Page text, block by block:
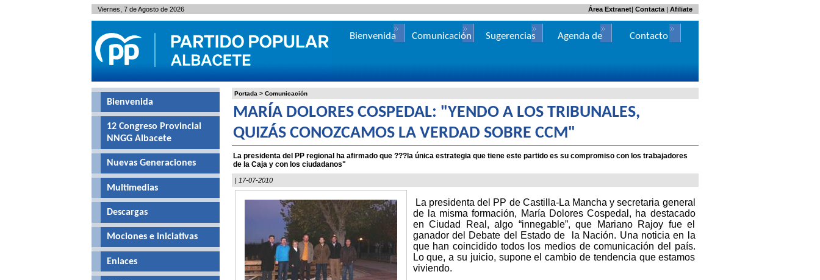
Portada > Comunicación
MARÍA DOLORES COSPEDAL: "YENDO A LOS TRIBUNALES,
QUIZÁS CONOZCAMOS LA VERDAD SOBRE CCM"
La presidenta del PP regional ha afirmado que ???la única estrategia que tiene este partido es su compromiso con los trabajadores
de la Caja y con los ciudadanos"
| 17-07-2010
La presidenta del PP de Castilla-La Mancha y secretaria general
de la misma formación, María Dolores Cospedal, ha destacado
en Ciudad Real, algo “innegable”, que Mariano Rajoy fue el
ganador del Debate del Estado de la Nación. Una noticia en la
que han coincidido todos los medios de comunicación del país.
Lo que, a su juicio, supone el cambio de tendencia que estamos
viviendo.
Bienvenida
12 Congreso Provincial
NNGG Albacete
Nuevas Generaciones
Multimedias
Descargas
Mociones e iniciativas
Enlaces
Viernes, 7 de Agosto de 2026 | Contacta| Afiliate
Área Extranet
Bienvenida Comunicación Sugerencias
Agenda de
Contacto